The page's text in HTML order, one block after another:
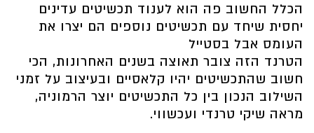
הכלל החשוב פה הוא לענוד תכשיטים עדינים
יחסית שיחד עם תכשיטים נוספים הם יצרו את
העומס אבל בסטייל
הטרנד הזה צובר תאוצה בשנים האחרונות, הכי
חשוב שהתכשיטים יהיו קלאסיים ובעיצוב על זמני
השילוב הנכון בין כל התכשיטים יוצר הרמוניה,
מראה שיקי טרנדי ועכשווי.